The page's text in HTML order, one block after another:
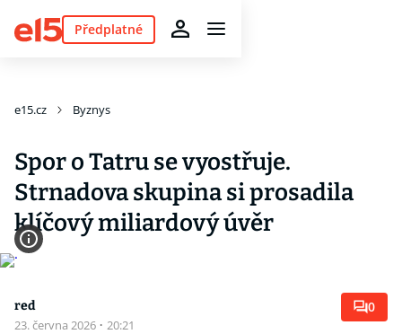
Předplatné
e15.cz Byznys
Spor o Tatru se vyostřuje.
Strnadova skupina si prosadila
klíčový miliardový úvěr
red
23. června 2026 · 20:21
0